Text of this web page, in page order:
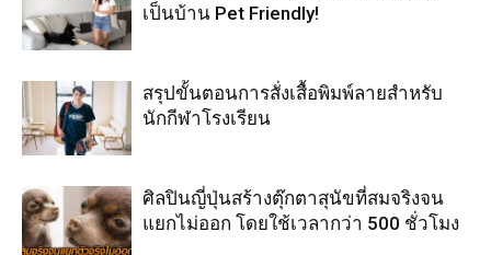
เป็นบ้าน Pet Friendly!
สรุปขั้นตอนการสั่งเสื้อพิมพ์ลายสำหรับ
นักกีฬาโรงเรียน
ศิลปินญี่ปุ่นสร้างตุ๊กตาสุนัขที่สมจริงจน
แยกไม่ออก โดยใช้เวลากว่า 500 ชั่วโมง